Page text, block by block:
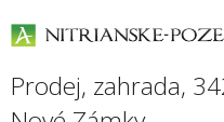
Prodej, zahrada,